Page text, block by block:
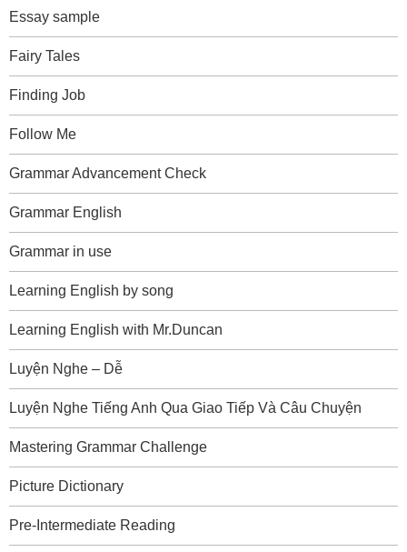
Essay sample
Fairy Tales
Finding Job
Follow Me
Grammar Advancement Check
Grammar English
Grammar in use
Learning English by song
Learning English with Mr.Duncan
Luyện Nghe – Dễ
Luyện Nghe Tiếng Anh Qua Giao Tiếp Và Câu Chuyện
Mastering Grammar Challenge
Picture Dictionary
Pre-Intermediate Reading